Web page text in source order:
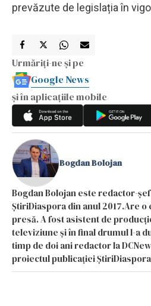
prevăzute de legislația în
Urmăriți-ne și pe
Google News
și în aplicațiile mobile
Bogdan Bolojan
Bogdan Bolojan este redactor-
ȘtiriDiaspora din anul 2017.Are o
presă. A fost asistent de
televiziune și în final drumul l-a
timp de doi ani redactor la
proiectul publicației